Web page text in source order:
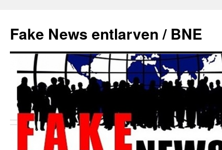
springen
Fake News entlarven / BNE